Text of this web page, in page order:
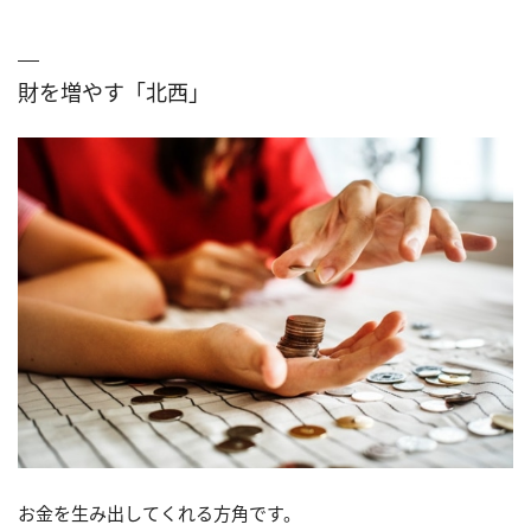
財を増やす「北西」
お金を生み出してくれる方角です。